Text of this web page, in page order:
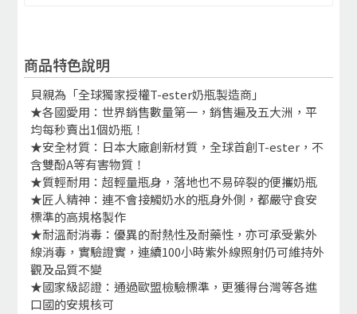
商品特色說明
貝親為「全球獨家授權T-ester奶瓶製造商」
★各國愛用：世界銷售數量第一，銷售遍及五大洲，平
均每秒賣出1個奶瓶！
★安全材質：日本大廠創新材質，全球首創T-ester，不
含雙酚A等有害物質！
★質輕耐用：超輕量瓶身，落地也不易碎裂的便攜奶瓶
★匠人精神：連不會接觸奶水的瓶身外側，都嚴守食安
標準的高規格製作
★耐溫耐消毒：優異的耐熱性及耐藥性，亦可承受紫外
線消毒，實驗證實，連續100小時紫外線照射仍可維持外
觀及品質不變
★國家級認證：通過歐盟檢驗標準，更獲得台灣等各進
口國的安規核可